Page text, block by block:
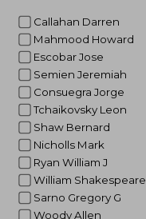
Callahan Darren
Mahmood Howard
Escobar Jose
Semien Jeremiah
Consuegra Jorge
Tchaikovsky Leon
Shaw Bernard
Nicholls Mark
Ryan William J
William Shakespeare
Sarno Gregory G
Woody Allen